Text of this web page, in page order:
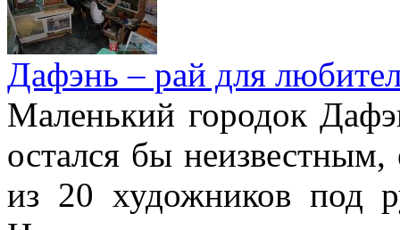
Дафэнь – рай для
Маленький городок
остался бы
из 20 художников под